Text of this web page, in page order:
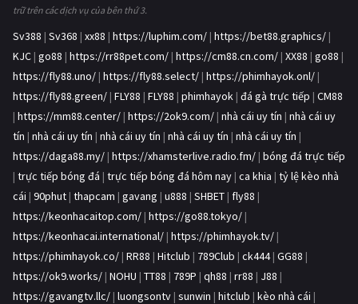
trữ trên các dịch vụ của bên thứ 3.
Sv388 | Sv368 | xx88 | https://luphim.com/ | https://bet88.graphics/ |
KJC | go88 | https://rr88pet.com/ | https://cm88.cn.com/ | XX88 | go88 |
https://fly88.uno/ | https://fly88.select/ | https://phimhayok.onl/ |
https://fly88.green/ | FLY88 | FLY88 | phimhayok | đá gà trực tiếp | CM88
| https://mm88.center/ | https://2ok9.com/ | nhà cái uy tín | nhà cái uy
tín | nhà cái uy tín | nhà cái uy tín | nhà cái uy tín | nhà cái uy tín |
https://daga88.my/ | https://xhamsterlive.radio.fm/ | bóng đá trực tiếp
| trực tiếp bóng đá | trực tiếp bóng đá hôm nay | ca khia | tỷ lệ kèo nhà
cái | 90phut | thapcam | gavang | u888 | SHBET | fly88 |
https://keonhacaitop.com/ | https://go88.tokyo/ |
https://keonhacai.international/ | https://phimhayok.tv/ |
https://phimhayok.co/ | RR88 | Hitclub | 789Club | ck444| GG88 |
https://ok9.works/ | NOHU | TT88 | 789P | qh88 | rr88 | J88 |
https://gavangtv.llc/ | luongsontv | sunwin | hitclub | kèo nhà cái |